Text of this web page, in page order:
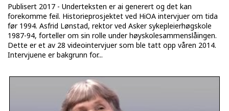
Publisert 2017 - Underteksten er ai generert og det kan
forekomme feil. Historieprosjektet ved HiOA intervjuer om tida
før 1994. Asfrid Lønstad, rektor ved Asker sykepleierhøgskole
1987-94, forteller om sin rolle under høyskolesammenslåingen.
Dette er et av 28 videointervjuer som ble tatt opp våren 2014.
Intervjuene er bakgrunn for...